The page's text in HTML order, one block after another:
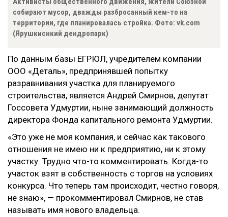
собирают мусор, дважды разбросанный кем-то на
территории, где планировалась стройка. Фото: vk.com
(Ярушкиснкий дендропарк)
По данным базы ЕГРЮЛ, учредителем компании
ООО «Деталь», предпринявшей попытку
разравнивания участка для планируемого
строительства, является Андрей Смирнов, депутат
Госсовета Удмуртии, ныне занимающий должность
директора Фонда капитального ремонта Удмуртии.
«Это уже не моя компания, и сейчас как такового
отношения не имею ни к предприятию, ни к этому
участку. Трудно что-то комментировать. Когда-то
участок взят в собственность с торгов на условиях
конкурса. Что теперь там происходит, честно говоря,
не знаю», — прокомментировал Смирнов, не став
называть имя нового владельца.